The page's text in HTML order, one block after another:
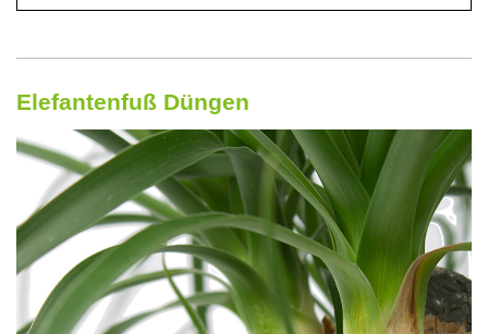
Elefantenfuß Düngen